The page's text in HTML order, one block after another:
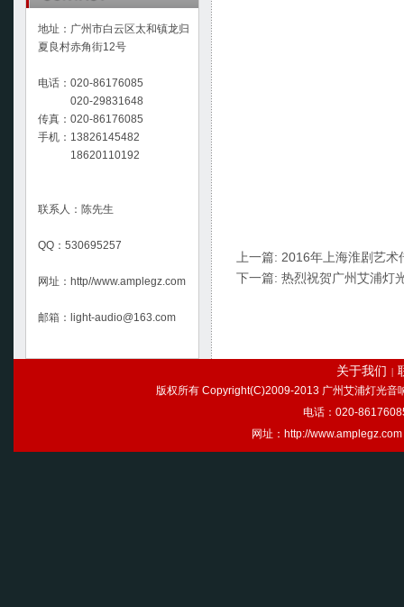
地址：广州市白云区太和镇龙归
夏良村赤角街12号
电话：020-86176085
020-29831648
传真：020-86176085
手机：13826145482
18620110192
联系人：陈先生
QQ：530695257
网址：http//www.amplegz.com
邮箱：light-audio@163.com
上一篇: 2016年上海淮剧艺术
下一篇: 热烈祝贺广州艾浦灯
关于我们 |
版权所有 Copyright(C)2009-2013 广州艾浦灯光
电话：020-
网址：http://